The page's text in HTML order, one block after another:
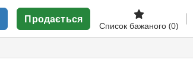
Продається
Список бажаного (0)